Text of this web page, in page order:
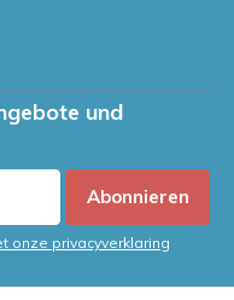
und
Abonnieren
onze privacyverklaring